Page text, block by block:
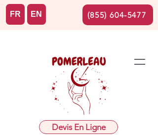
Devis En Ligne
FR EN (855) 604-5477